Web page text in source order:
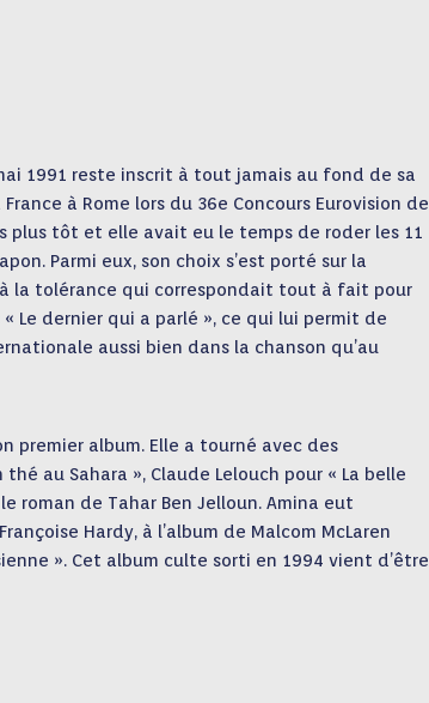
1991 reste inscrit à tout jamais au fond de sa
à Rome lors du 36e Concours Eurovision de
plus tôt et elle avait eu le temps de roder les 11
Parmi eux, son choix s’est porté sur la
la tolérance qui correspondait tout à fait pour
Le dernier qui a parlé », ce qui lui permit de
aussi bien dans la chanson qu’au
premier album. Elle a tourné avec des
au Sahara », Claude Lelouch pour « La belle
roman de Tahar Ben Jelloun. Amina eut
Hardy, à l’album de Malcom McLaren
». Cet album culte sorti en 1994 vient d’être